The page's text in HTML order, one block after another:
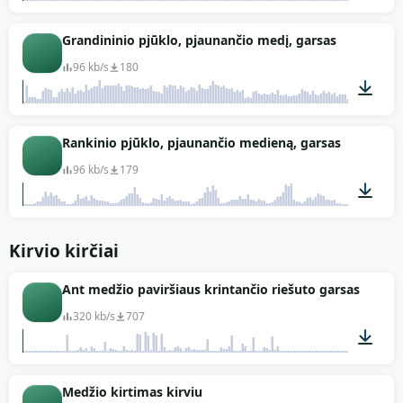
Grandininio pjūklo, pjaunančio medį, garsas
96 kb/s 180
Rankinio pjūklo, pjaunančio medieną, garsas
96 kb/s 179
Kirvio kirčiai
Ant medžio paviršiaus krintančio riešuto garsas
320 kb/s 707
Medžio kirtimas kirviu